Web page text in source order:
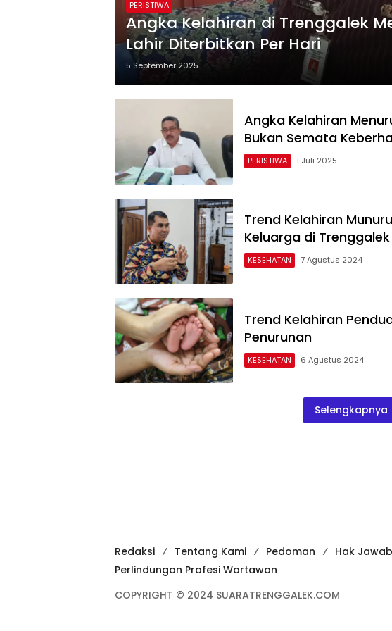
PERISTIWA
Angka Kelahiran di Trenggalek
Lahir Diterbitkan Per Hari
5 September 2025
Angka Kelahiran
Bukan Semata
PERISTIWA 1 Juli 2025
Trend Kelahiran
Keluarga di Trenggalek
KESEHATAN 7 Agustus 2024
Trend Kelahiran
Penurunan
KESEHATAN 6 Agustus 2024
Selengkapnya
Redaksi Tentang Kami Pedoman Hak Jawab
Perlindungan Profesi Wartawan
COPYRIGHT © 2024 SUARATRENGGALEK.COM